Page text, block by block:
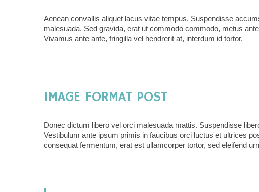
Aenean convallis aliquet lacus vitae tempus. Suspendisse
malesuada. Sed gravida, erat ut commodo commodo, metus
Vivamus ante ante, fringilla vel hendrerit at, interdum id tortor.
IMAGE FORMAT POST
Donec dictum libero vel orci malesuada mattis. Suspendisse
Vestibulum ante ipsum primis in faucibus orci luctus et ultrices
consequat fermentum, erat est ullamcorper tortor, sed eleifend